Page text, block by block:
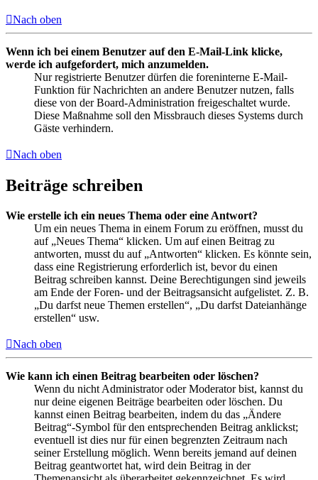
Nach oben
Wenn ich bei einem Benutzer auf den E-Mail-Link klicke,
werde ich aufgefordert, mich anzumelden.
Nur registrierte Benutzer dürfen die foreninterne E-Mail-
Funktion für Nachrichten an andere Benutzer nutzen, falls
diese von der Board-Administration freigeschaltet wurde.
Diese Maßnahme soll den Missbrauch dieses Systems durch
Gäste verhindern.
Nach oben
Beiträge schreiben
Wie erstelle ich ein neues Thema oder eine Antwort?
Um ein neues Thema in einem Forum zu eröffnen, musst du
auf „Neues Thema“ klicken. Um auf einen Beitrag zu
antworten, musst du auf „Antworten“ klicken. Es könnte sein,
dass eine Registrierung erforderlich ist, bevor du einen
Beitrag schreiben kannst. Deine Berechtigungen sind jeweils
am Ende der Foren- und der Beitragsansicht aufgelistet. Z. B.
„Du darfst neue Themen erstellen“, „Du darfst Dateianhänge
erstellen“ usw.
Nach oben
Wie kann ich einen Beitrag bearbeiten oder löschen?
Wenn du nicht Administrator oder Moderator bist, kannst du
nur deine eigenen Beiträge bearbeiten oder löschen. Du
kannst einen Beitrag bearbeiten, indem du das „Ändere
Beitrag“-Symbol für den entsprechenden Beitrag anklickst;
eventuell ist dies nur für einen begrenzten Zeitraum nach
seiner Erstellung möglich. Wenn bereits jemand auf deinen
Beitrag geantwortet hat, wird dein Beitrag in der